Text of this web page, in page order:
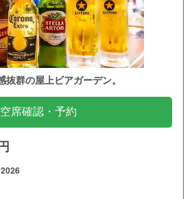
群の屋上ビアガーデン。
空席確認・予約